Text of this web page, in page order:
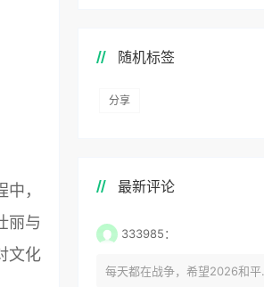
，
丽与
文化
随机标签
分享
最新评论
333985：
每天都在战争，希望2026和平.